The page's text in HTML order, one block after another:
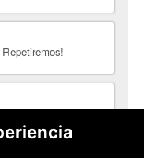
que compramos. El
y la comida muy